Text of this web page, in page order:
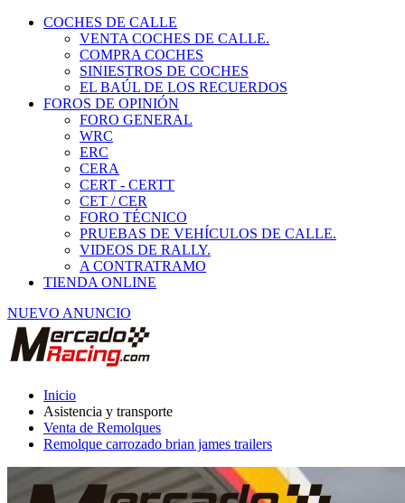
COCHES DE CALLE
VENTA COCHES DE CALLE.
COMPRA COCHES
SINIESTROS DE COCHES
EL BAÚL DE LOS RECUERDOS
FOROS DE OPINIÓN
FORO GENERAL
WRC
ERC
CERA
CERT - CERTT
CET / CER
FORO TÉCNICO
PRUEBAS DE VEHÍCULOS DE CALLE.
VIDEOS DE RALLY.
A CONTRATRAMO
TIENDA ONLINE
NUEVO ANUNCIO
Inicio
Asistencia y transporte
Venta de Remolques
Remolque carrozado brian james trailers